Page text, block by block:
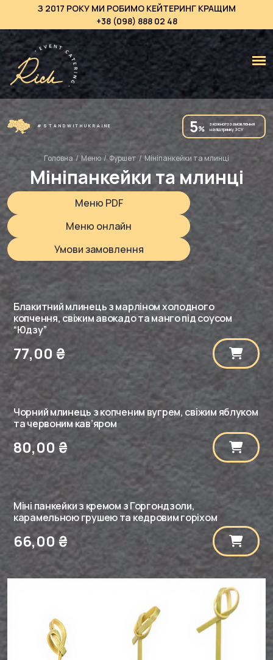
З 2017 РОКУ МИ РОБИМО КЕЙТЕРИНГ КРАЩИМ
+38 (098) 888 02 48
#STANDWITHUKRAINE 5%
з кожного замовлення
на підтримку ЗСУ
Головна / Меню / Фуршет / Мініпанкейки та млинці
Мініпанкейки та млинці
Меню PDF
Меню онлайн
Умови замовлення
Блакитний млинець з марліном холодного
копчення, свіжим авокадо та манго під соусом
“Юдзу”
77,00₴
Чорний млинець з копченим вугрем, свіжим яблуком
та червоним кав’яром
80,00₴
Міні панкейки з кремом з Горгондзоли,
карамельною грушею та кедровим горіхом
66,00₴